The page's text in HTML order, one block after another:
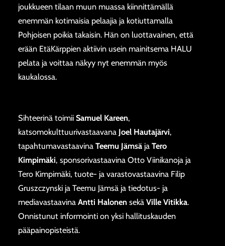
joukkueen tilaan muun muassa kiinnittämällä
enemmän kotimaisia pelaajia ja kotiuttamalla
Pohjoisen poikia takaisin. Hän on luottavainen, että
erään EtäKärppien aktiivin usein mainitsema HALU
pelata ja voittaa näkyy nyt enemmän myös
kaukalossa.
Sihteerinä toimii Samuel Kareen,
katsomokulttuurivastaavana Joel Hautajärvi,
tapahtumavastaavina Teemu Jämsä ja Tero
Kimpimäki, sponsorivastaavina Otto Viinikanoja ja
Tero Kimpimäki, tuote- ja varastovastaavina Filip
Gruszczynski ja Teemu Jämsä ja tiedotus- ja
mediavastaavina Antti Halonensekä Ville Vitikka.
Onnistunut informointi on yksi hallituskauden
pääpainopisteistä.